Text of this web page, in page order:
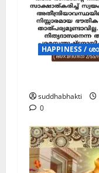
HAPPINESS /
suddhabhakti
0